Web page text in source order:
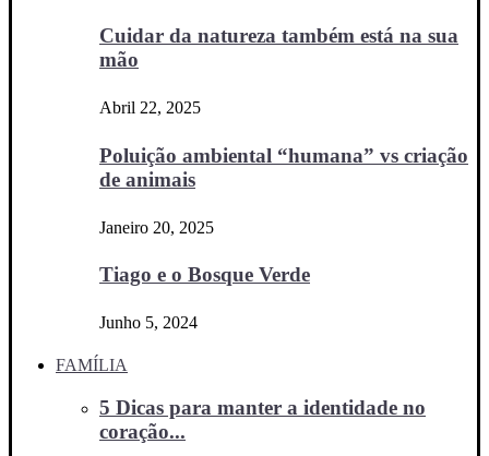
Cuidar da natureza também está na sua
mão
Abril 22, 2025
Poluição ambiental “humana” vs criação
de animais
Janeiro 20, 2025
Tiago e o Bosque Verde
Junho 5, 2024
FAMÍLIA
5 Dicas para manter a identidade no
coração...